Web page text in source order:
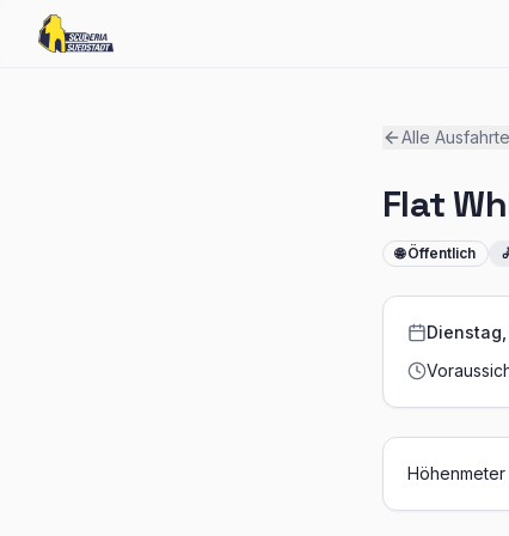
Alle
Flat
🌐 Öffentlich
Dienstag,
Höhenmeter